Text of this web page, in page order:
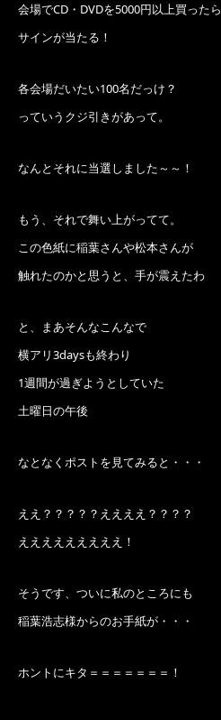
会場でCD・DVDを5000円以上買ったら
サインが当たる！
各会場だいたい100名だっけ？
っていうクジ引きがあって。
なんとそれに当選しました～～！
もう、それで舞い上がってて。
この色紙に稲葉さんや松本さんが
触れたのかと思うと、手が震えたわ
と、まあそんなこんなで
横アリ3daysも終わり
1週間が過ぎようとしていた
土曜日の午後
なとなくポストを見てみると・・・
ええ？？？？？ええええ？？？？
えええええええええ！
そうです、ついに私のところにも
稲葉浩志様からのお手紙が・・・
ホントにキタ＝＝＝＝＝＝＝！